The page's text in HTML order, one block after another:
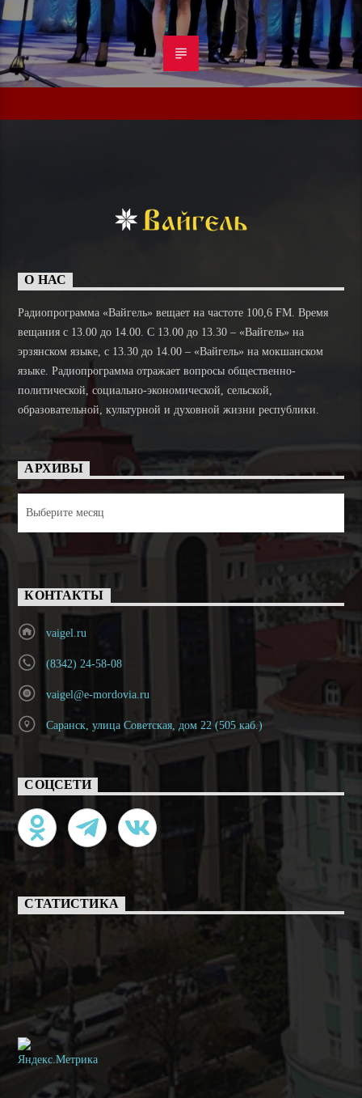
О НАС
Радиопрограмма «Вайгель» вещает на частоте 100,6 FM. Время
вещания с 13.00 до 14.00. C 13.00 до 13.30 – «Вайгель» на
эрзянском языке, с 13.30 до 14.00 – «Вайгель» на мокшанском
языке. Радиопрограмма отражает вопросы общественно-
политической, социально-экономической, сельской,
образовательной, культурной и духовной жизни республики.
АРХИВЫ
КОНТАКТЫ
vaigel.ru
(8342) 24-58-08
vaigel@e-mordovia.ru
Саранск, улица Советская, дом 22 (505 каб.)
СОЦСЕТИ
СТАТИСТИКА